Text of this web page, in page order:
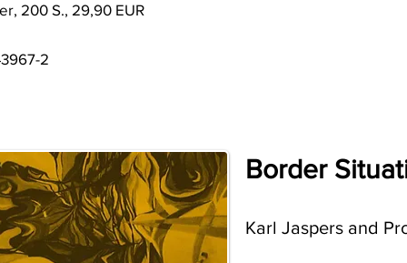
200 S., 29,90 EUR
2
Border
Karl Jaspers and